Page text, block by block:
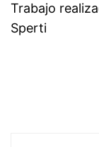
Trabajo
Sperti